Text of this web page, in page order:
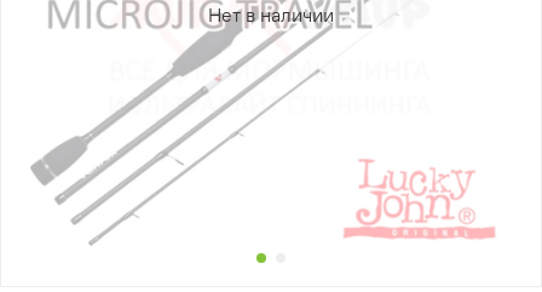
Нет в наличии